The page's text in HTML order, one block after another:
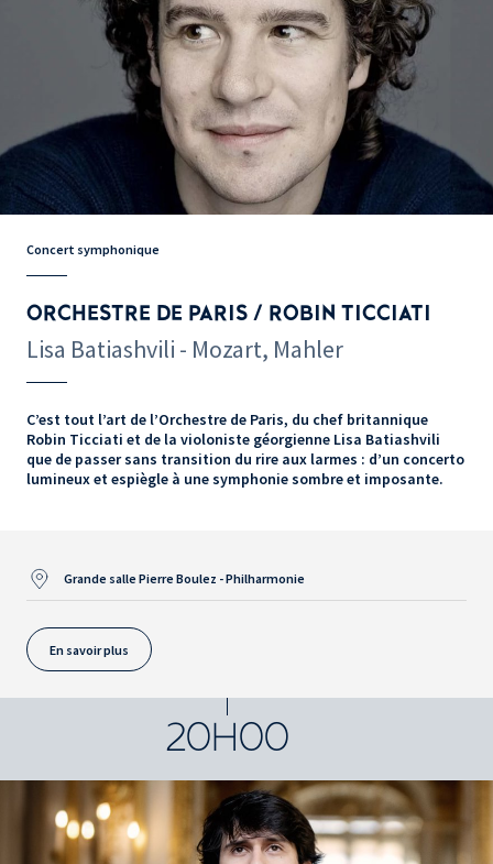
Concert symphonique
ORCHESTRE DE PARIS / ROBIN TICCIATI
Lisa Batiashvili - Mozart, Mahler
C’est tout l’art de l’Orchestre de Paris, du chef britannique
Robin Ticciati et de la violoniste géorgienne Lisa Batiashvili
que de passer sans transition du rire aux larmes : d’un concerto
lumineux et espiègle à une symphonie sombre et imposante.
Grande salle Pierre Boulez - Philharmonie
En savoir plus
20H00